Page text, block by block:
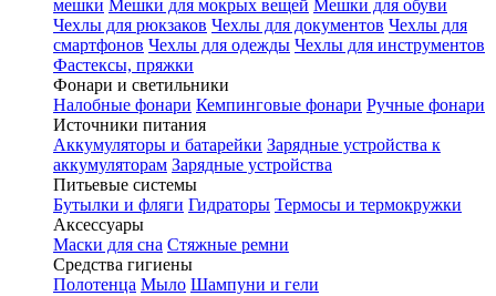
мешки Мешки для мокрых вещей Мешки для обуви
Чехлы для рюкзаков Чехлы для документов Чехлы для
смартфонов Чехлы для одежды Чехлы для инструментов
Фастексы, пряжки
Фонари и светильники
Налобные фонари Кемпинговые фонари Ручные фонари
Источники питания
Аккумуляторы и батарейки Зарядные устройства к
аккумуляторам Зарядные устройства
Питьевые системы
Бутылки и фляги Гидраторы Термосы и термокружки
Аксессуары
Маски для сна Стяжные ремни
Средства гигиены
Полотенца Мыло Шампуни и гели